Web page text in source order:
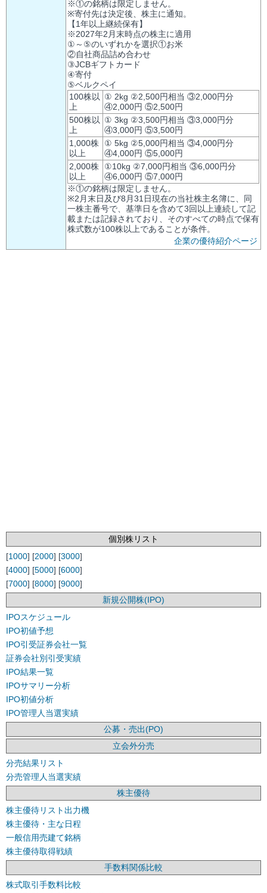
※①の銘柄は限定しません。
※寄付先は決定後、株主に通知。
【1年以上継続保有】
※2027年2月末時点の株主に適用
①～⑤のいずれかを選択①お米
②自社商品詰め合わせ
③JCBギフトカード
④寄付
⑤ベルクペイ
100株以
上
① 2kg ②2,500円相当 ③2,000円分
④2,000円 ⑤2,500円
500株以
上
① 3kg ②3,500円相当 ③3,000円分
④3,000円 ⑤3,500円
1,000株
以上
① 5kg ②5,000円相当 ③4,000円分
④4,000円 ⑤5,000円
2,000株
以上
①10kg ②7,000円相当 ③6,000円分
④6,000円 ⑤7,000円
※①の銘柄は限定しません。
※2月末日及び8月31日現在の当社株主名簿に、同
一株主番号で、基準日を含めて3回以上連続して記
載または記録されており、そのすべての時点で保有
株式数が100株以上であることが条件。
企業の優待紹介ページ
個別株リスト
[1000] [2000] [3000]
[4000] [5000] [6000]
[7000] [8000] [9000]
新規公開株(IPO)
IPOスケジュール
IPO初値予想
IPO引受証券会社一覧
証券会社別引受実績
IPO結果一覧
IPOサマリー分析
IPO初値分析
IPO管理人当選実績
公募・売出(PO)
立会外分売
分売結果リスト
分売管理人当選実績
株主優待
株主優待リスト出力機
株主優待・主な日程
一般信用売建て銘柄
株主優待取得戦績
手数料関係比較
株式取引手数料比較